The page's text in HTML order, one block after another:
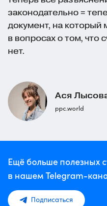
законодательно =
документ, на который
в вопросах о том, что
нет.
Ася
ppc.world
Ещё больше полезных
в нашем Telegram-
Подписаться